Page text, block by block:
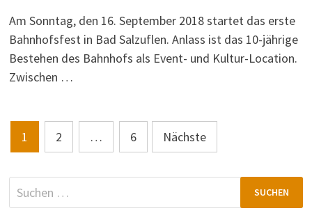
Am Sonntag, den 16. September 2018 startet das erste
Bahnhofsfest in Bad Salzuflen. Anlass ist das 10-jährige
Bestehen des Bahnhofs als Event- und Kultur-Location.
Zwischen …
Seitennummerierung
der
Beiträge
1 2 … 6 Nächste
Suchen
nach: